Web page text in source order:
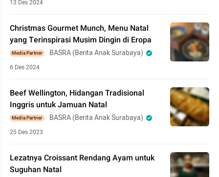
13 Des 2024
Christmas Gourmet Munch, Menu Natal
yang Terinspirasi Musim Dingin di Eropa
Media Partner BASRA (Berita Anak Surabaya)
6 Des 2024
Beef Wellington, Hidangan Tradisional
Inggris untuk Jamuan Natal
Media Partner BASRA (Berita Anak Surabaya)
25 Des 2023
Lezatnya Croissant Rendang Ayam untuk
Suguhan Natal